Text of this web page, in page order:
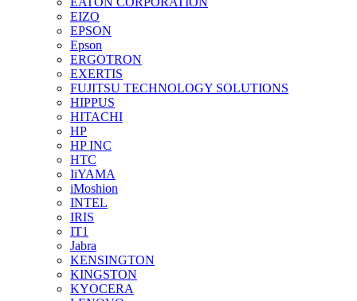
EIZO
EPSON
Epson
ERGOTRON
EXERTIS
FUJITSU TECHNOLOGY SOLUTIONS
HIPPUS
HITACHI
HP
HP INC
HTC
IiYAMA
iMoshion
INTEL
IRIS
IT1
Jabra
KENSINGTON
KINGSTON
KYOCERA